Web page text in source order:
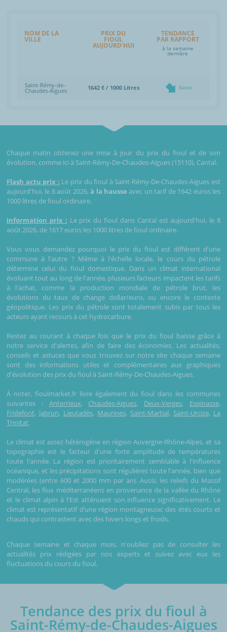
NOM DE LA
VILLE
PRIX DU
FIOUL
AUJOURD'HUI
TENDANCE
PAR RAPPORT
à la semaine
dernière
Saint-Rémy-de-
Chaudes-Aigues 1642 € / 1000 Litres Baisse
Chaque matin obtenez une mise à jour du prix du fioul et de son
évolution, comme ici à Saint-Rémy-De-Chaudes-Aigues (15110), Cantal.
Flash actu prix : Le prix du fioul à Saint-Rémy-De-Chaudes-Aigues est
aujourd'hui, le 8 août 2026,à la hausse avec un tarif de 1642 euros les
1000 litres de fioul ordinaire.
Information prix : Le prix du fioul dans Cantal est aujourd'hui, le 8
août 2026, de 1617 euros les 1000 litres de fioul ordinaire.
Vous vous demandez pourquoi le prix du fioul est différent d'une
commune à l'autre ? Même à l'échelle locale, le cours du pétrole
détermine celui du fioul domestique. Dans un climat international
évoluant tout au long de l'année, plusieurs facteurs impactent les tarifs
à l'achat, comme la production mondiale de pétrole brut, les
évolutions du taux de change dollar/euro, ou encore le contexte
géopolitique. Les prix du pétrole sont totalement subis par tous les
acteurs ayant recours à cet hydrocarbure.
Restez au courant à chaque fois que le prix du fioul baisse grâce à
notre service d'alertes, afin de faire des économies. Les actualités,
conseils et astuces que vous trouvez sur notre site chaque semaine
sont des informations utiles et complémentaires aux graphiques
d'évolution des prix du fioul à Saint-Rémy-De-Chaudes-Aigues.
À noter, fioulmarket.fr livre également du fioul dans les communes
suivantes : Anterrieux, Chaudes-Aigues, Deux-Verges, Espinasse,
Fridefont, Jabrun, Lieutadès, Maurines, Saint-Martial, Saint-Urcize, La
Trinitat.
Le climat est assez hétérogène en région Auvergne-Rhône-Alpes, et sa
topographie est le facteur d'une forte amplitude de températures
toute l'année. La région est prioritairement semblable à l'influence
océanique, et les précipitations sont régulières toute l'année, bien que
modérées (entre 600 et 2000 mm par an). Aussi, les reliefs du Massif
Central, les flux méditerranéens en provenance de la vallée du Rhône
et le climat alpin à l'Est atténuent son influence significativement. Le
climat est représentatif d’une région montagneuse: des étés courts et
chauds qui contrastent avec des hivers longs et froids.
Chaque semaine et chaque mois, n'oubliez pas de consulter les
actualités prix rédigées par nos experts et suivez avec eux les
fluctuations du cours du fioul.
Tendance des prix du fioul à
Saint-Rémy-de-Chaudes-Aigues